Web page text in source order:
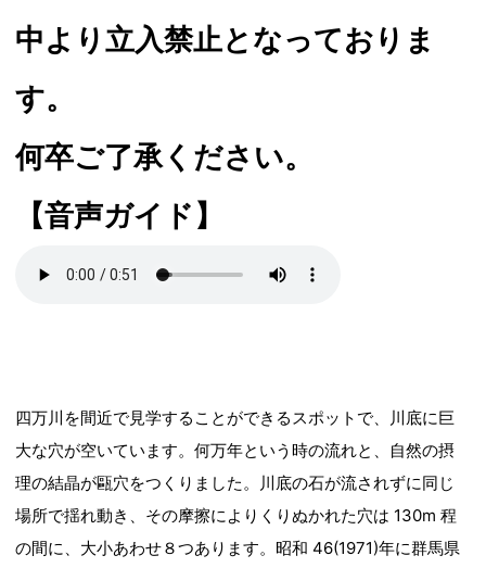
中より立入禁止となっておりま
す。
何卒ご了承ください。
【音声ガイド】
四万川を間近で見学することができるスポットで、川底に巨
大な穴が空いています。何万年という時の流れと、自然の摂
理の結晶が甌穴をつくりました。川底の石が流されずに同じ
場所で揺れ動き、その摩擦によりくりぬかれた穴は 130m 程
の間に、大小あわせ８つあります。昭和 46(1971)年に群馬県